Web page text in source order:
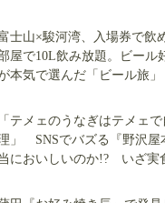
士山×駿河湾、入場券で飲
屋で10L飲み放題。ビール
本気で選んだ「ビール旅」
「テメェのうなぎはテメェ
」 SNSでバズる『野沢屋
においしいのか!? いざ実